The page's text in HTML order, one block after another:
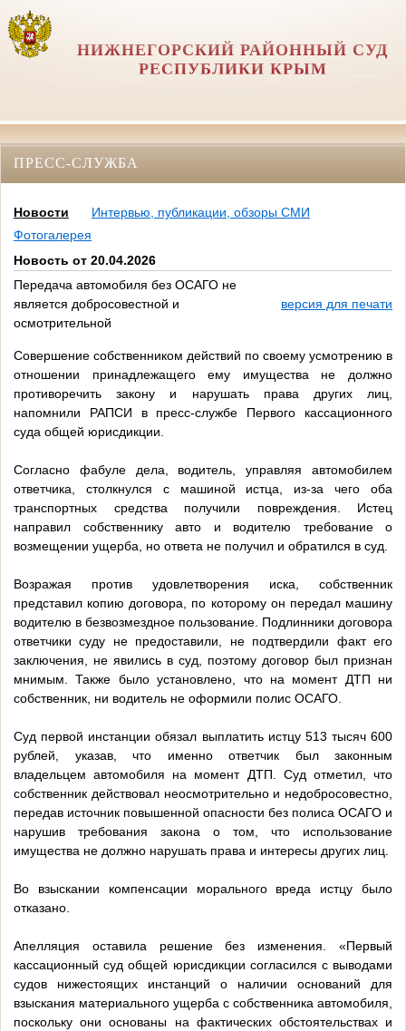
НИЖНЕГОРСКИЙ РАЙОННЫЙ СУД
РЕСПУБЛИКИ КРЫМ
ПРЕСС-СЛУЖБА
Новости
Интервью, публикации, обзоры СМИ
Фотогалерея
Новость от 20.04.2026
Передача автомобиля без ОСАГО не
является добросовестной и
осмотрительной
версия для печати
Совершение собственником действий по своему усмотрению в
отношении принадлежащего ему имущества не должно
противоречить закону и нарушать права других лиц,
напомнили РАПСИ в пресс-службе Первого кассационного
суда общей юрисдикции.
Согласно фабуле дела, водитель, управляя автомобилем
ответчика, столкнулся с машиной истца, из-за чего оба
транспортных средства получили повреждения. Истец
направил собственнику авто и водителю требование о
возмещении ущерба, но ответа не получил и обратился в суд.
Возражая против удовлетворения иска, собственник
представил копию договора, по которому он передал машину
водителю в безвозмездное пользование. Подлинники договора
ответчики суду не предоставили, не подтвердили факт его
заключения, не явились в суд, поэтому договор был признан
мнимым. Также было установлено, что на момент ДТП ни
собственник, ни водитель не оформили полис ОСАГО.
Суд первой инстанции обязал выплатить истцу 513 тысяч 600
рублей, указав, что именно ответчик был законным
владельцем автомобиля на момент ДТП. Суд отметил, что
собственник действовал неосмотрительно и недобросовестно,
передав источник повышенной опасности без полиса ОСАГО и
нарушив требования закона о том, что использование
имущества не должно нарушать права и интересы других лиц.
Во взыскании компенсации морального вреда истцу было
отказано.
Апелляция оставила решение без изменения. «Первый
кассационный суд общей юрисдикции согласился с выводами
судов нижестоящих инстанций о наличии оснований для
взыскания материального ущерба с собственника автомобиля,
поскольку они основаны на фактических обстоятельствах и